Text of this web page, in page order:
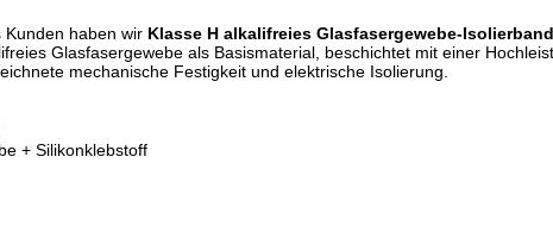
Kunden haben wir Klasse H alkalifreies Glasfasergewebe-Isolierband
Glasfasergewebe als Basismaterial, beschichtet mit einer
mechanische Festigkeit und elektrische Isolierung.
+ Silikonklebstoff